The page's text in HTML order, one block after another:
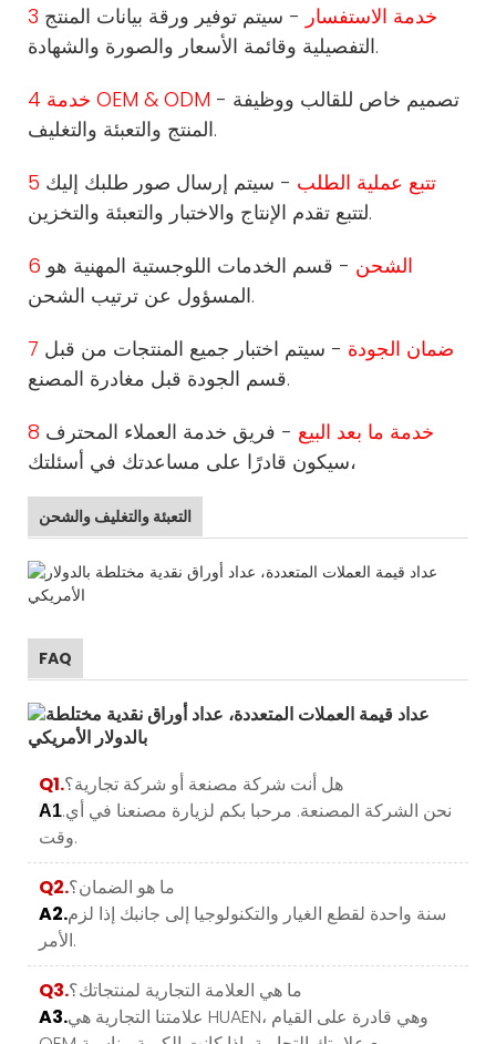
3 خدمة الاستفسار - سيتم توفير ورقة بيانات المنتج
التفصيلية وقائمة الأسعار والصورة والشهادة.
4 خدمة OEM & ODM - تصميم خاص للقالب ووظيفة
المنتج والتعبئة والتغليف.
5 تتبع عملية الطلب - سيتم إرسال صور طلبك إليك
لتتبع تقدم الإنتاج والاختبار والتعبئة والتخزين.
6 الشحن - قسم الخدمات اللوجستية المهنية هو
المسؤول عن ترتيب الشحن.
7 ضمان الجودة - سيتم اختبار جميع المنتجات من قبل
قسم الجودة قبل مغادرة المصنع.
8 خدمة ما بعد البيع - فريق خدمة العملاء المحترف
سيكون قادرًا على مساعدتك في أسئلتك،
التعبئة والتغليف والشحن
FAQ
Q1.هل أنت شركة مصنعة أو شركة تجارية؟
A1.نحن الشركة المصنعة. مرحبا بكم لزيارة مصنعنا في أي
وقت.
Q2.ما هو الضمان؟
A2.سنة واحدة لقطع الغيار والتكنولوجيا إلى جانبك إذا لزم
الأمر.
Q3.ما هي العلامة التجارية لمنتجاتك؟
A3.علامتنا التجارية هي HUAEN، وهي قادرة على القيام